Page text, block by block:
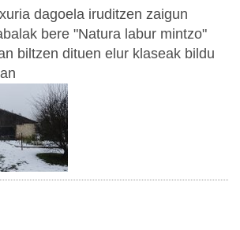
dagoela iruditzen zaigun
bere "Natura labur mintzo"
biltzen dituen elur klaseak bildu